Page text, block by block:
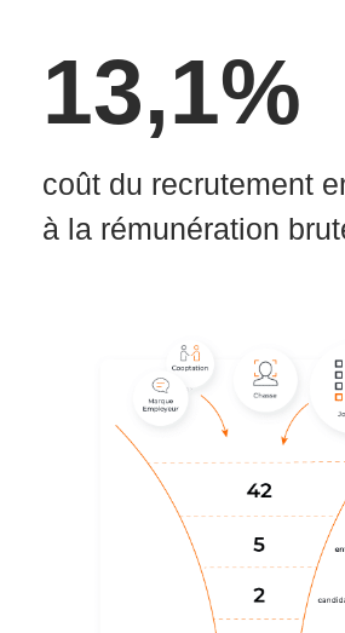
13,1%
coût du recrutement
à la rémunération